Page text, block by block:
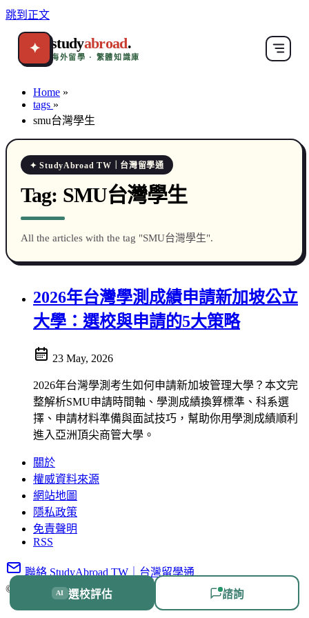
跳到正文
✦ studyabroad.
海外留學 · 繁體知識庫
Home »
tags »
smu台灣學生
✦ StudyAbroad TW｜台灣留學通
Tag: SMU台灣學生
All the articles with the tag "SMU台灣學生".
2026年台灣學測成績申請新加坡公立
大學：選校與申請的5大策略
23 May, 2026
2026年台灣學測考生如何申請新加坡管理大學？本文完
整解析SMU申請時間軸、學測成績換算標準、科系選
擇、申請材料準備與面試技巧，幫助你用學測成績順利
進入亞洲頂尖商管大學。
關於
權威資料來源
網站地圖
隱私政策
免責聲明
RSS
聯絡 StudyAbroad TW｜台灣留學通
© 2026 台灣留學通 | 保留所有權利
AI 選校評估 諮詢